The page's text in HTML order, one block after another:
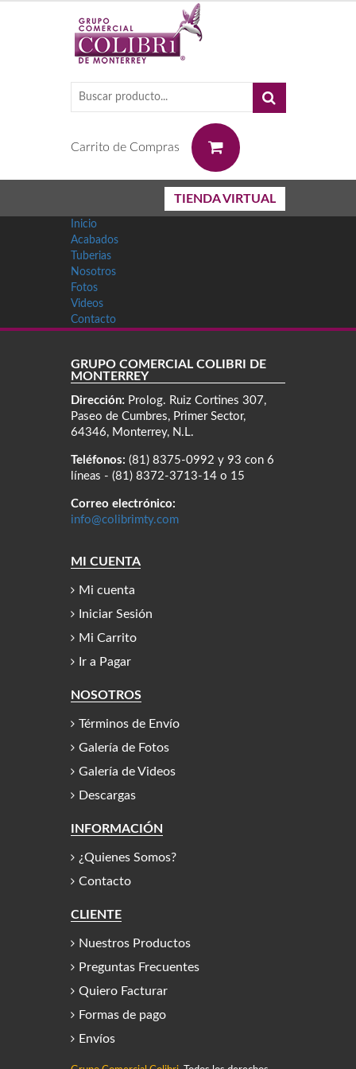
Carrito de Compras
TIENDA VIRTUAL
Inicio
Acabados
Tuberias
Nosotros
Fotos
Videos
Contacto
GRUPO COMERCIAL COLIBRÍ DE
MONTERREY
Dirección: Prolog. Ruiz Cortines 307,
Paseo de Cumbres, Primer Sector,
64346, Monterrey, N.L.
Teléfonos: (81) 8375-0992 y 93 con 6
líneas - (81) 8372-3713-14 o 15
Correo electrónico:
info@colibrimty.com
MI CUENTA
Mi cuenta
Iniciar Sesión
Mi Carrito
Ir a Pagar
NOSOTROS
Términos de Envío
Galería de Fotos
Galería de Videos
Descargas
INFORMACIÓN
¿Quienes Somos?
Contacto
CLIENTE
Nuestros Productos
Preguntas Frecuentes
Quiero Facturar
Formas de pago
Envíos